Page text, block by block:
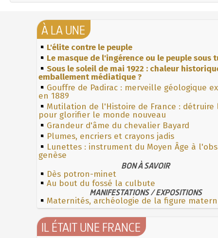
À LA UNE
L'élite contre le peuple
Le masque de l'ingérence ou le peuple sous
Sous le soleil de mai 1922 : chaleur
emballement médiatique ?
Gouffre de Padirac : merveille géologique
en 1889
Mutilation de l'Histoire de France : détruire
pour glorifier le monde nouveau
Grandeur d'âme du chevalier Bayard
Plumes, encriers et crayons jadis
Lunettes : instrument du Moyen Âge à
genèse
BON À SAVOIR
Dès potron-minet
Au bout du fossé la culbute
MANIFESTATIONS / EXPOSITIONS
Maternités, archéologie de la figure
IL ÉTAIT UNE FRANCE